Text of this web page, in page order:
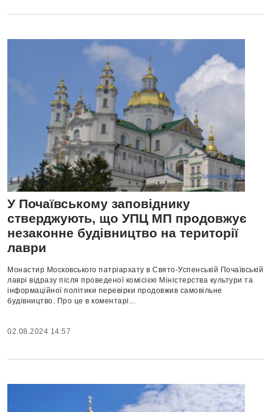
У Почаївському заповіднику
стверджують, що УПЦ МП продовжує
незаконне будівництво на території
лаври
Монастир Московського патріархату в Свято-Успенській Почаївській
лаврі відразу після проведеної комісією Міністерства культури та
інформаційної політики перевірки продовжив самовільне
будівництво. Про це в коментарі...
02.08.2024 14:57